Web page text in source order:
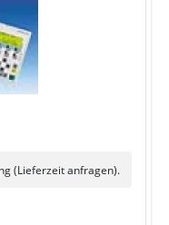
(Lieferzeit anfragen).